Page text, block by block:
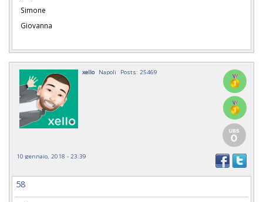
Simone
Giovanna
xello Napoli Posts: 25469
10 gennaio, 2018 - 23:39
58